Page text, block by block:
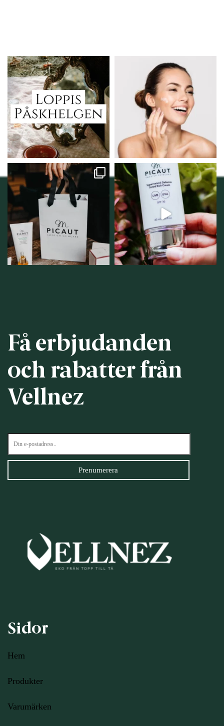
Vi skall ha loppis!
I Vellnez anda;...
6 0
Behandlingserbjudande
februari-mars!
Vi...
0
Vellnez – din
samlingsplats för
personlig handel i
12 0
Njut av solens härliga
strålar men skydda dig...
12 1
Få erbjudanden
och rabatter från
Vellnez
Sidor
Hem
Produkter
Varumärken